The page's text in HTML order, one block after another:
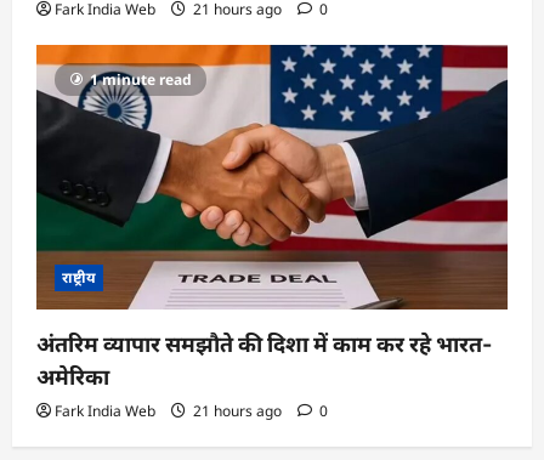
Fark India Web 21 hours ago 0
1 minute read
राष्ट्रीय
अंतरिम व्यापार समझौते की दिशा में काम कर रहे भारत-
अमेरिका
Fark India Web 21 hours ago 0